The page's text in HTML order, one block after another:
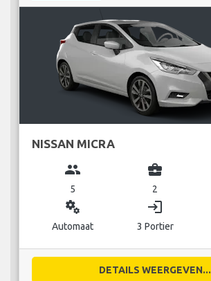
NISSAN MICRA
group
5
business_center
2
miscellaneous_services
Automaat
login
3 Portier
DETAILS WEERGEVEN...